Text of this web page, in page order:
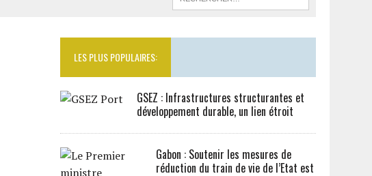
LES PLUS POPULAIRES:
GSEZ : Infrastructures structurantes et
développement durable, un lien étroit
Gabon : Soutenir les mesures de
réduction du train de vie de l’Etat est